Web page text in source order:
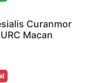
Curanmor
Macan